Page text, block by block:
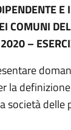
E
COMUNI
–
la
società delle